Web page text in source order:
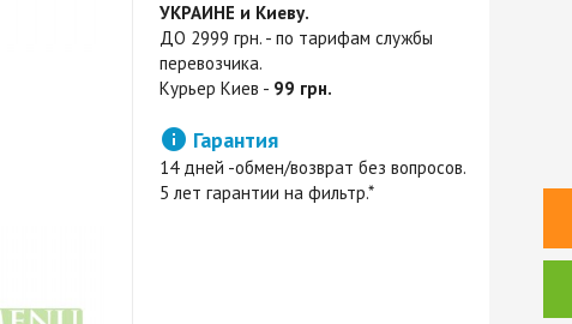
УКРАИНЕ и Киеву.
ДО 2999 грн. - по тарифам службы
перевозчика.
Курьер Киев - 99 грн.
 Гарантия
14 дней -обмен/возврат без вопросов.
5 лет гарантии на фильтр.*